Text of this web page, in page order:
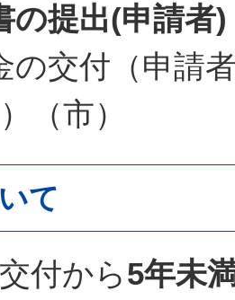
の提出(申請者)
の交付（申請
（市）
て
付から5年未